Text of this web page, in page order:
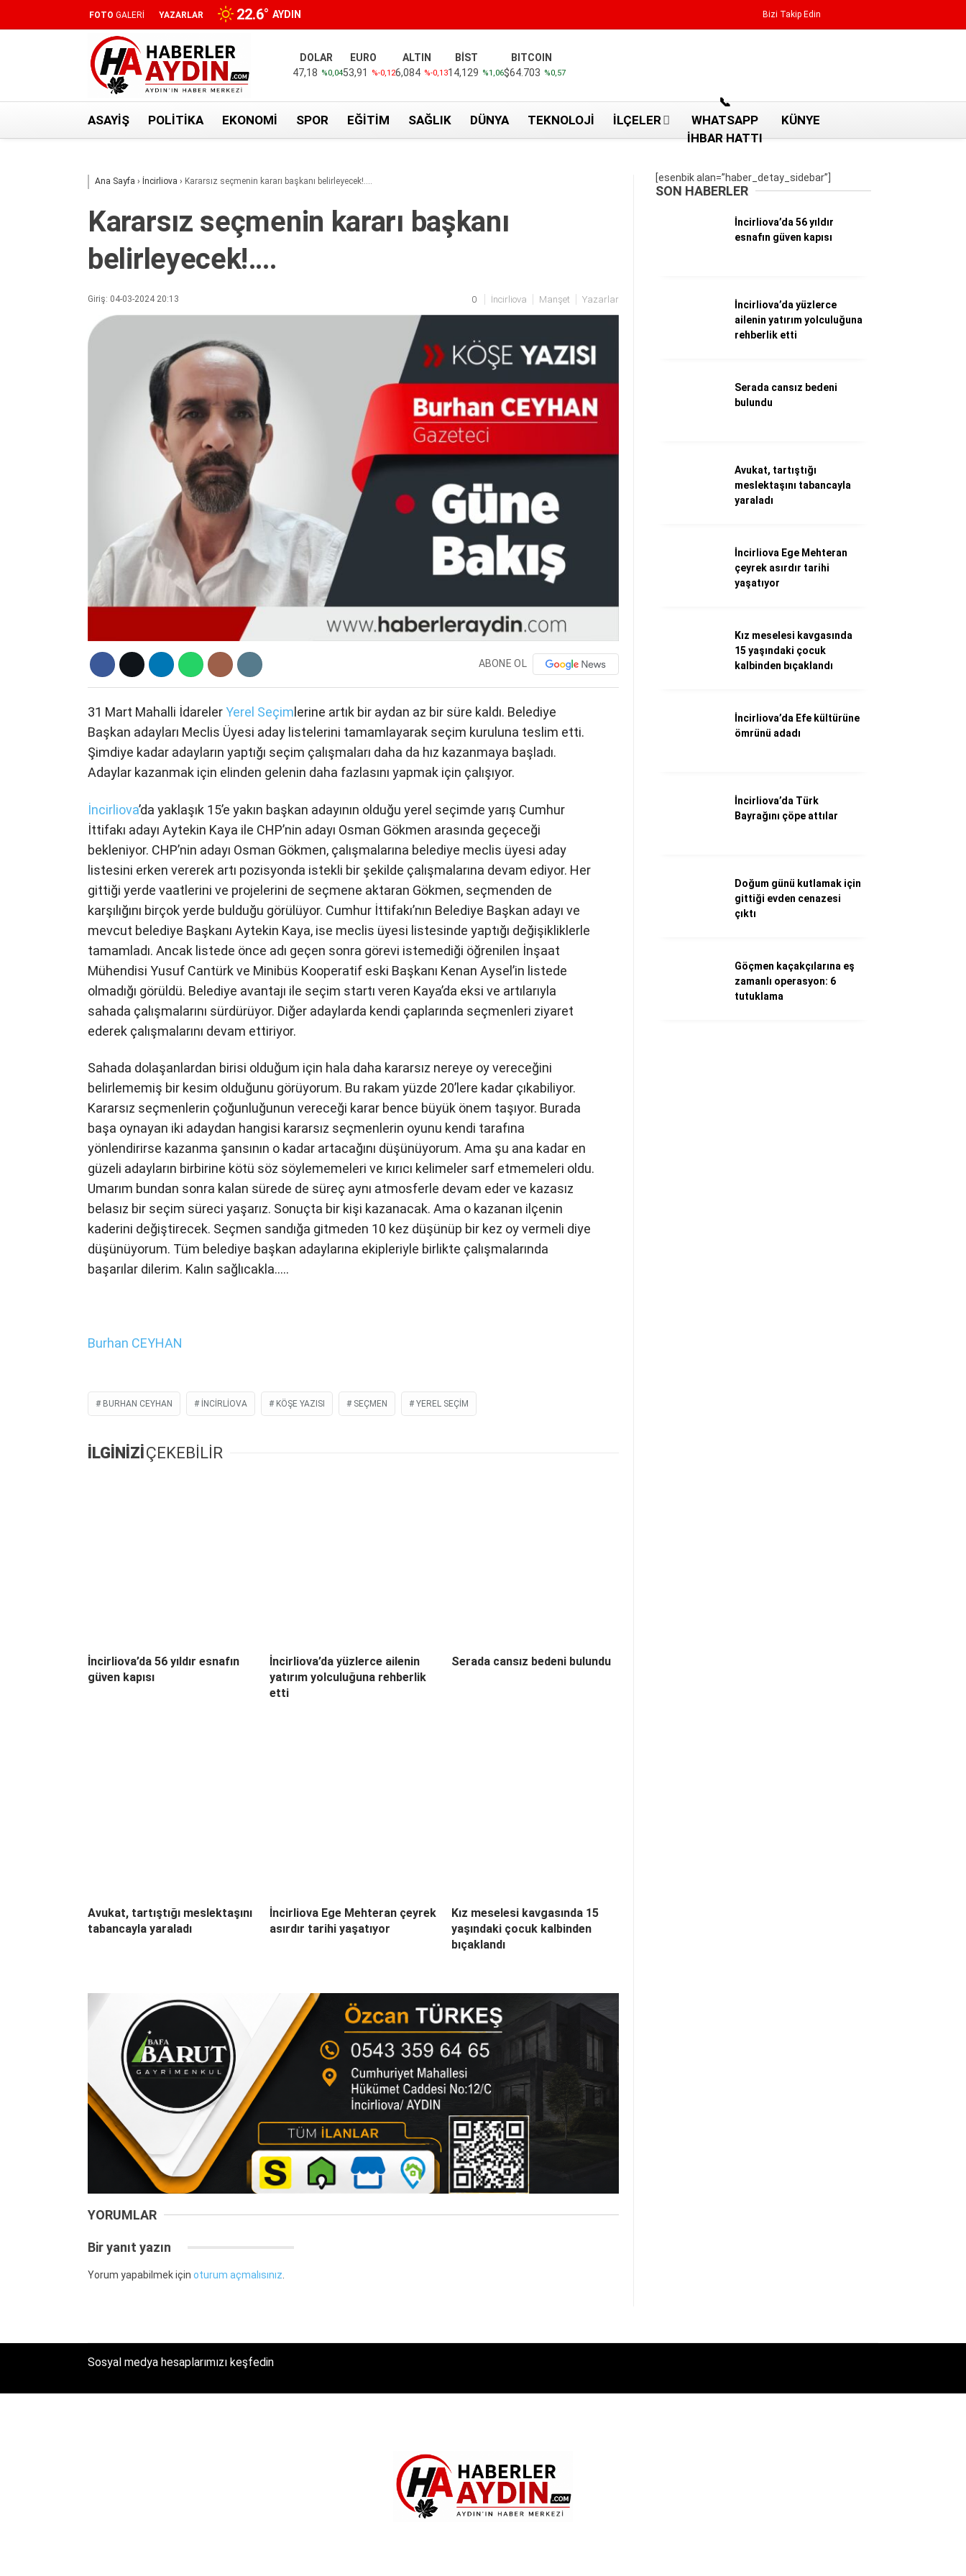
Aydın nöbetçi eczaneler
Aydın Sinema salonları
Künye
Facebook
FOTO GALERİ YAZARLAR 22.6° AYDIN Bizi Takip Edin
DOLAR
47,18 %0,04
EURO
53,91
%-0,12
ALTIN
6,084 %-0,13
BİST
14,129 %1,06
BITCOIN
$64.703 %0,57
ASAYIŞ POLITIKA EKONOMI SPOR EĞITIM SAĞLIK DÜNYA TEKNOLOJI İLÇELER
📞
WHATSAPP
İHBAR HATTI
KÜNYE
Ana Sayfa › İncirliova › Kararsız seçmenin kararı başkanı belirleyecek!….
Kararsız seçmenin kararı başkanı
belirleyecek!….
Giriş: 04-03-2024 20:13 0 İncirliova Manşet Yazarlar
ABONE OL
31 Mart Mahalli İdarelerYerel Seçim lerine artık bir aydan az bir süre kaldı. Belediye
Başkan adayları Meclis Üyesi aday listelerini tamamlayarak seçim kuruluna teslim etti.
Şimdiye kadar adayların yaptığı seçim çalışmaları daha da hız kazanmaya başladı.
Adaylar kazanmak için elinden gelenin daha fazlasını yapmak için çalışıyor.
İncirliova’da yaklaşık 15’e yakın başkan adayının olduğu yerel seçimde yarış Cumhur
İttifakı adayı Aytekin Kaya ile CHP’nin adayı Osman Gökmen arasında geçeceği
bekleniyor. CHP’nin adayı Osman Gökmen, çalışmalarına belediye meclis üyesi aday
listesini erken vererek artı pozisyonda istekli bir şekilde çalışmalarına devam ediyor. Her
gittiği yerde vaatlerini ve projelerini de seçmene aktaran Gökmen, seçmenden de
karşılığını birçok yerde bulduğu görülüyor. Cumhur İttifakı’nın Belediye Başkan adayı ve
mevcut belediye Başkanı Aytekin Kaya, ise meclis üyesi listesinde yaptığı değişikliklerle
tamamladı. Ancak listede önce adı geçen sonra görevi istemediği öğrenilen İnşaat
Mühendisi Yusuf Cantürk ve Minibüs Kooperatif eski Başkanı Kenan Aysel’in listede
olmadığı görüldü. Belediye avantajı ile seçim startı veren Kaya’da eksi ve artılarıyla
sahada çalışmalarını sürdürüyor. Diğer adaylarda kendi çaplarında seçmenleri ziyaret
ederek çalışmalarını devam ettiriyor.
Sahada dolaşanlardan birisi olduğum için hala daha kararsız nereye oy vereceğini
belirlememiş bir kesim olduğunu görüyorum. Bu rakam yüzde 20’lere kadar çıkabiliyor.
Kararsız seçmenlerin çoğunluğunun vereceği karar bence büyük önem taşıyor. Burada
başa oynayan iki adaydan hangisi kararsız seçmenlerin oyunu kendi tarafına
yönlendirirse kazanma şansının o kadar artacağını düşünüyorum. Ama şu ana kadar en
güzeli adayların birbirine kötü söz söylememeleri ve kırıcı kelimeler sarf etmemeleri oldu.
Umarım bundan sonra kalan sürede de süreç aynı atmosferle devam eder ve kazasız
belasız bir seçim süreci yaşarız. Sonuçta bir kişi kazanacak. Ama o kazanan ilçenin
kaderini değiştirecek. Seçmen sandığa gitmeden 10 kez düşünüp bir kez oy vermeli diye
düşünüyorum. Tüm belediye başkan adaylarına ekipleriyle birlikte çalışmalarında
başarılar dilerim. Kalın sağlıcakla…..
Burhan CEYHAN
BURHAN CEYHAN INCIRLIOVA KÖŞE YAZISI SEÇMEN YEREL SEÇIM
İLGİNİZİÇEKEBİLİR
İncirliova’da 56 yıldır esnafın
güven kapısı
İncirliova’da yüzlerce ailenin
yatırım yolculuğuna rehberlik
etti
Serada cansız bedeni bulundu
Avukat, tartıştığı meslektaşını
tabancayla yaraladı
İncirliova Ege Mehteran çeyrek
asırdır tarihi yaşatıyor
Kız meselesi kavgasında 15
yaşındaki çocuk kalbinden
bıçaklandı
YORUMLAR
Bir yanıt yazın
Yorum yapabilmek için oturum açmalısınız
[esenbik alan=”haber_detay_sidebar”]
SON HABERLER
İncirliova’da 56 yıldır
esnafın güven kapısı
İncirliova’da yüzlerce
ailenin yatırım yolculuğuna
rehberlik etti
Serada cansız bedeni
bulundu
Avukat, tartıştığı
meslektaşını tabancayla
yaraladı
İncirliova Ege Mehteran
çeyrek asırdır tarihi
yaşatıyor
Kız meselesi kavgasında
15 yaşındaki çocuk
kalbinden bıçaklandı
İncirliova’da Efe kültürüne
ömrünü adadı
İncirliova’da Türk
Bayrağını çöpe attılar
Doğum günü kutlamak için
gittiği evden cenazesi
çıktı
Göçmen kaçakçılarına eş
zamanlı operasyon: 6
tutuklama
Sosyal medya hesaplarımızı keşfedin